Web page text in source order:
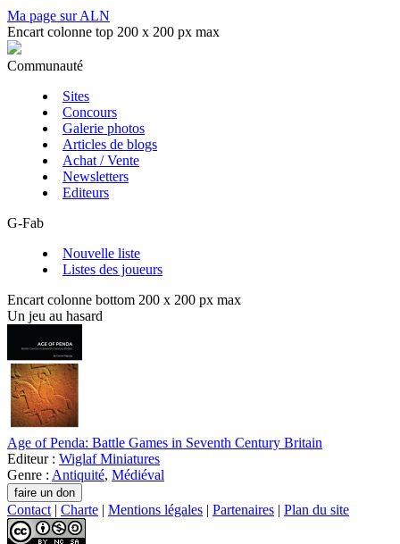
Ma page sur ALN
Encart colonne top 200 x 200 px max
Communauté
Sites
Concours
Galerie photos
Articles de blogs
Achat / Vente
Newsletters
Editeurs
G-Fab
Nouvelle liste
Listes des joueurs
Encart colonne bottom 200 x 200 px max
Un jeu au hasard
Age of Penda: Battle Games in Seventh Century Britain
Editeur : Wiglaf Miniatures
Genre : Antiquité, Médiéval
Contact | Charte | Mentions légales | Partenaires | Plan du site